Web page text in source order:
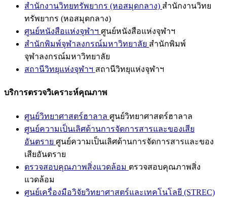
สำนักงานวิทยทรัพยากร (หอสมุดกลาง) สำนักงานวิทย
ทรัพยากร (หอสมุดกลาง)
ศูนย์หนังสือแห่งจุฬาฯ ศูนย์หนังสือแห่งจุฬาฯ
สำนักพิมพ์จุฬาลงกรณ์มหาวิทยาลัย สำนักพิมพ์
จุฬาลงกรณ์มหาวิทยาลัย
สถานีวิทยุแห่งจุฬาฯ สถานีวิทยุแห่งจุฬาฯ
บริการตรวจวิเคราะห์คุณภาพ
ศูนย์วิทยาศาสตร์ฮาลาล ศูนย์วิทยาศาสตร์ฮาลาล
ศูนย์ความเป็นเลิศด้านการจัดการสารและของเสีย
อันตราย ศูนย์ความเป็นเลิศด้านการจัดการสารและของ
เสียอันตราย
ตรวจสอบคุณภาพสิ่งแวดล้อม ตรวจสอบคุณภาพสิ่ง
แวดล้อม
ศูนย์เครื่องมือวิจัยวิทยาศาสตร์และเทคโนโลยี (STREC)